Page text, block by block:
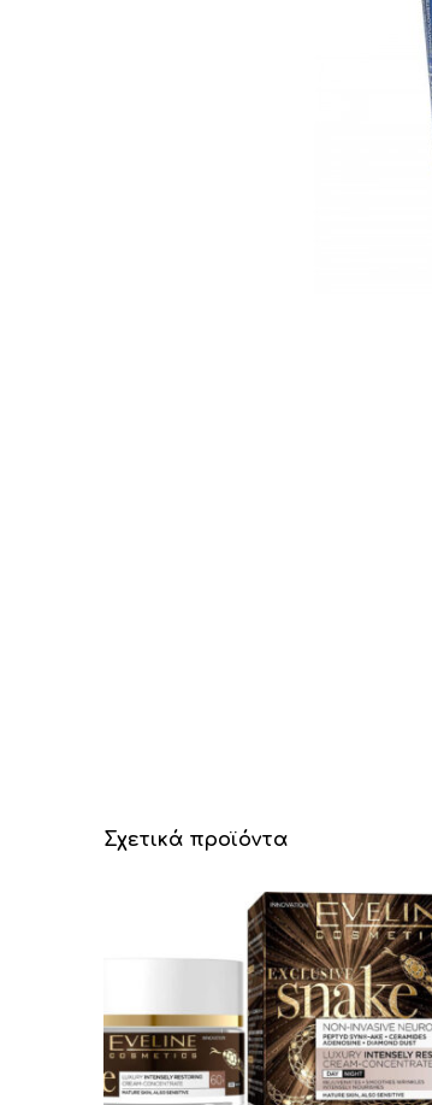
Σχετικά προϊόντα